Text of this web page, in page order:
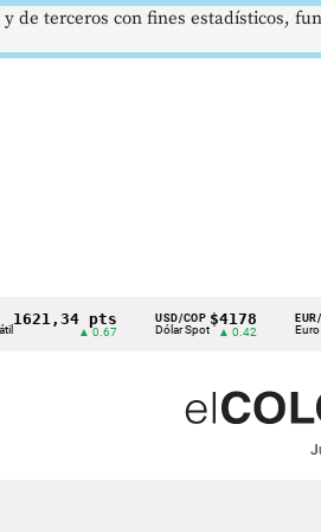
pts USD/COP
Dólar Spot
$4178
▲ 0.42
EUR/COP
Euro Spot
de terceros con fines estadísticos,